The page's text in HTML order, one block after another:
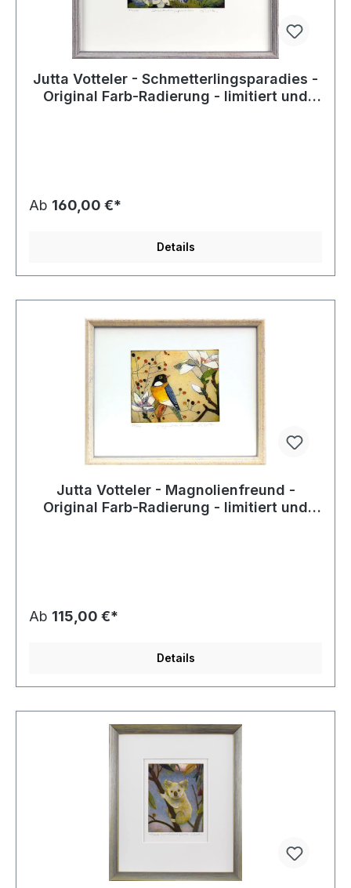
Jutta Votteler - Schmetterlingsparadies -
Original Farb-Radierung - limitiert und
Ab 160,00 €*
Details
Jutta Votteler - Magnolienfreund -
Original Farb-Radierung - limitiert und
Ab 115,00 €*
Details